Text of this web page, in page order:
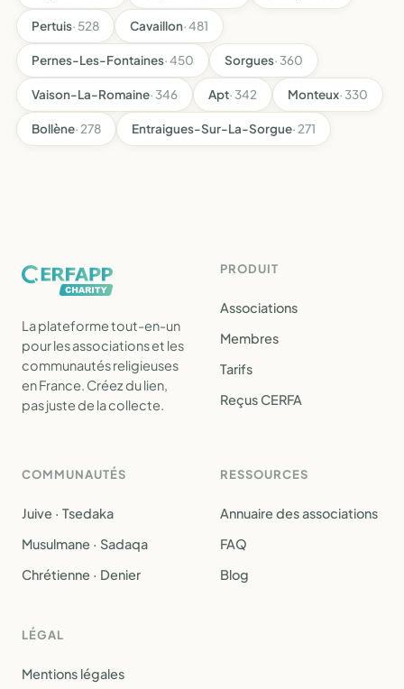
Pertuis· 528 Cavaillon· 481
Pernes-Les-Fontaines· 450 Sorgues· 360
Vaison-La-Romaine· 346 Apt· 342 Monteux· 330
Bollène· 278 Entraigues-Sur-La-Sorgue· 271
La plateforme tout-en-un
pour les associations et les
communautés religieuses
en France. Créez du lien,
pas juste de la collecte.
PRODUIT
Associations
Membres
Tarifs
Reçus CERFA
COMMUNAUTÉS
Juive · Tsedaka
Musulmane · Sadaqa
Chrétienne · Denier
RESSOURCES
Annuaire des associations
FAQ
Blog
LÉGAL
Mentions légales